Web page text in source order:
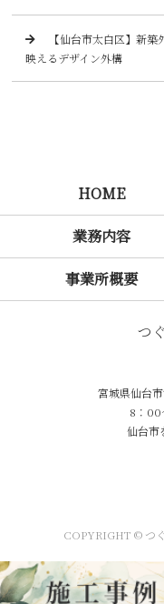
【仙台市太白区】新
映えるデザイン外構
HOME
業務内容
事業所概要
つ
宮城県仙台
8：00
仙台市
COPYRIGHT © つ